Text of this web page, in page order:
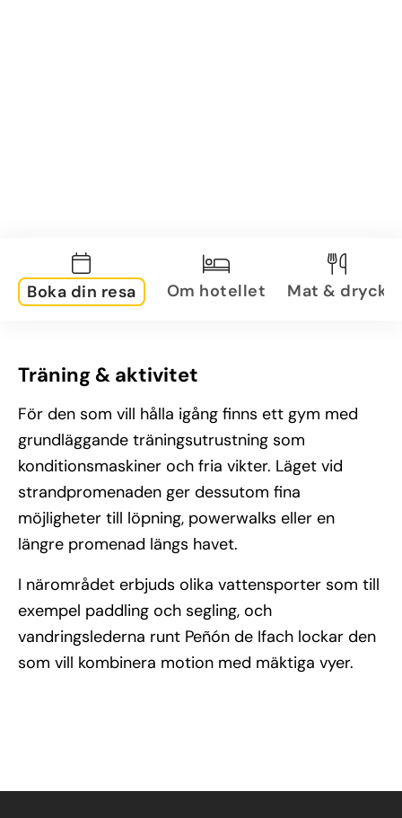
Boka din resa Om hotellet Mat & dryck
Träning & aktivitet
För den som vill hålla igång finns ett gym med
grundläggande träningsutrustning som
konditionsmaskiner och fria vikter. Läget vid
strandpromenaden ger dessutom fina
möjligheter till löpning, powerwalks eller en
längre promenad längs havet.
I närområdet erbjuds olika vattensporter som till
exempel paddling och segling, och
vandringslederna runt Peñón de Ifach lockar den
som vill kombinera motion med mäktiga vyer.